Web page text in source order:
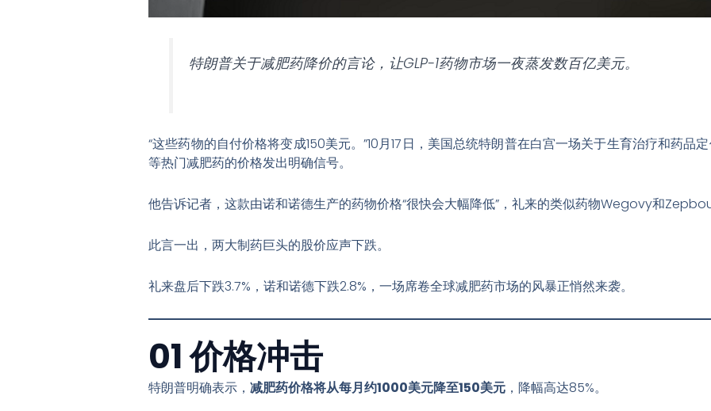
特朗普关于减肥药降价的言论，让GLP-1药物市场一夜蒸发数百亿美元。
“这些药物的自付价格将变成150美元。”10月17日，美国总统特朗普在白宫一场关于生育治疗和药
等热门减肥药的价格发出明确信号。
他告诉记者，这款由诺和诺德生产的药物价格“很快会大幅降低” ，礼来的类似药物Wegovy和
此言一出，两大制药巨头的股价应声下跌。
礼来盘后下跌3.7% ，诺和诺德下跌2.8% ，一场席卷全球减肥药市场的风暴正悄然来袭。
01 价格冲击
特朗普明确表示， 减肥药价格将从每月约1000美元降至150美元 ，降幅高达85%。